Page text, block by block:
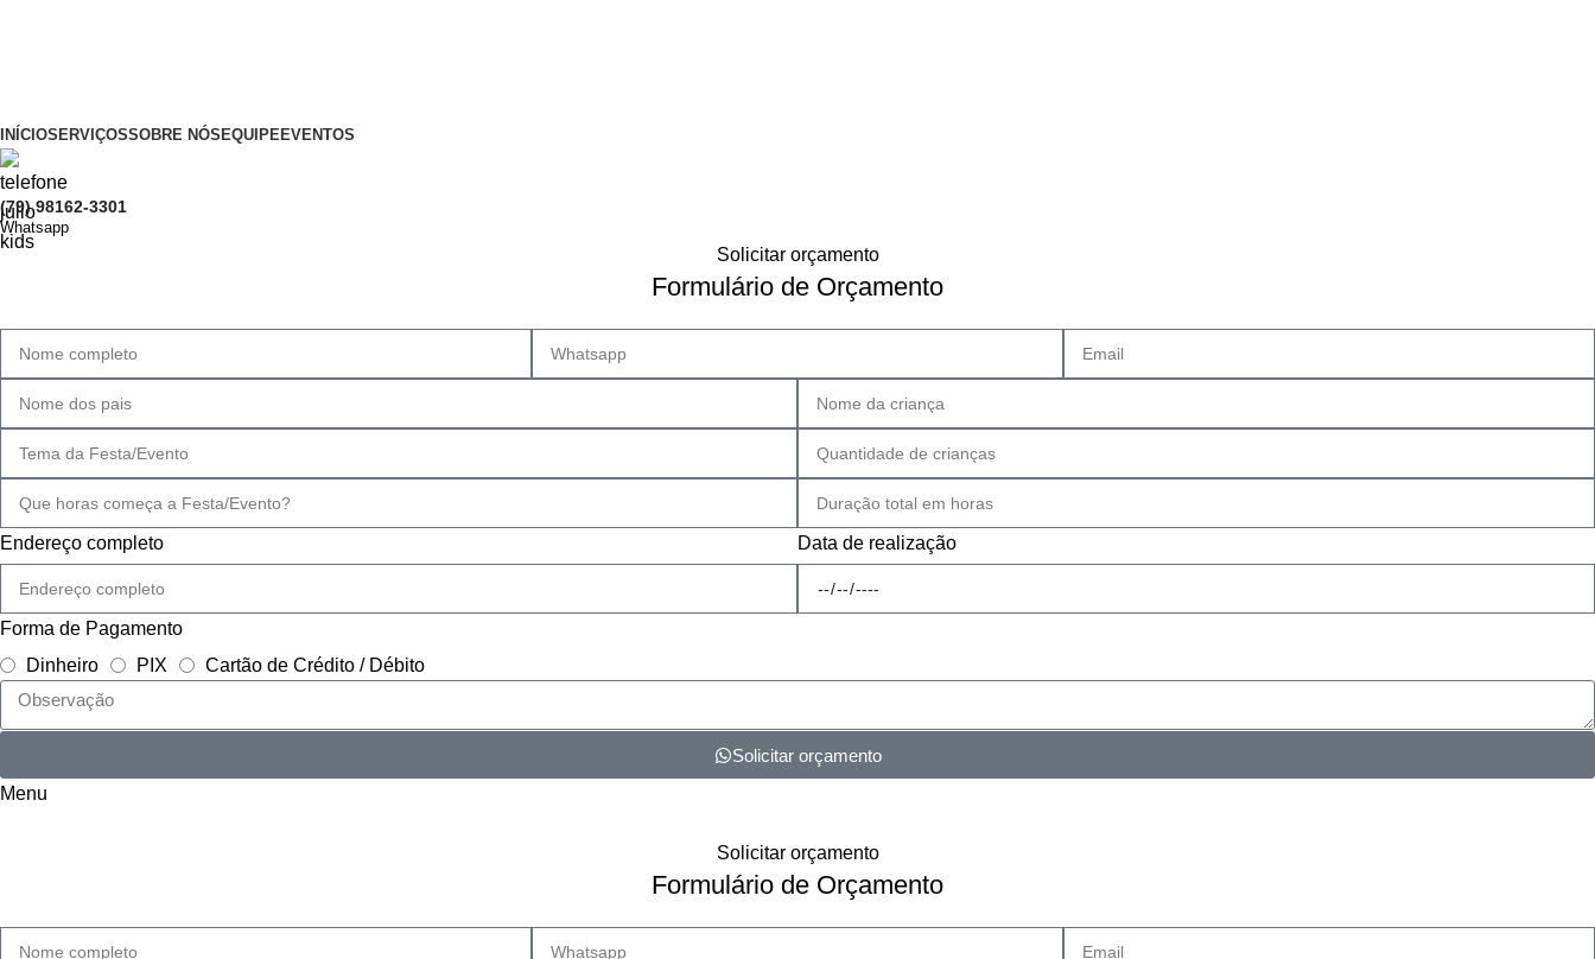
INÍCIOSERVIÇOSSOBRE NÓS EQUIPEEVENTOS
(79) 98162-3301
Whatsapp
Solicitar orçamento
Formulário de Orçamento
Endereço completo Data de realização
Forma de Pagamento
Dinheiro
PIX Cartão de Crédito / Débito
Solicitar orçamento
Menu
Solicitar orçamento
Formulário de Orçamento